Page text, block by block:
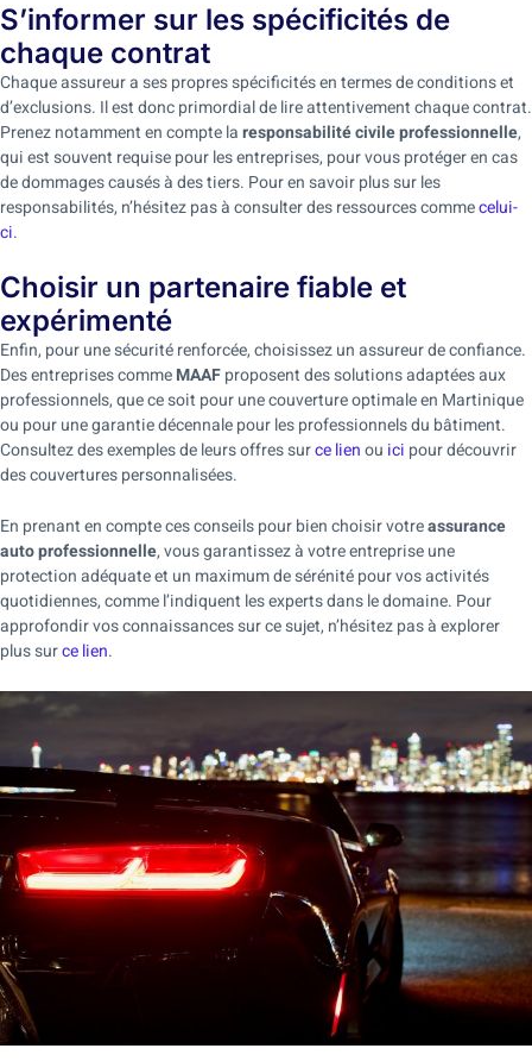
S’informer sur les spécificités de
chaque contrat
Chaque assureur a ses propres spécificités en termes de conditions et
d’exclusions. Il est donc primordial de lire attentivement chaque contrat.
Prenez notamment en compte laresponsabilité civile professionnelle,
qui est souvent requise pour les entreprises, pour vous protéger en cas
de dommages causés à des tiers. Pour en savoir plus sur les
responsabilités, n’hésitez pas à consulter des ressources commecelui-
ci.
Choisir un partenaire fiable et
expérimenté
Enfin, pour une sécurité renforcée, choisissez un assureur de confiance.
Des entreprises commeMAAFproposent des solutions adaptées aux
professionnels, que ce soit pour une couverture optimale en Martinique
ou pour une garantie décennale pour les professionnels du bâtiment.
Consultez des exemples de leurs offres surce lienou ici pour découvrir
des couvertures personnalisées.
En prenant en compte ces conseils pour bien choisir votreassurance
auto professionnelle, vous garantissez à votre entreprise une
protection adéquate et un maximum de sérénité pour vos activités
quotidiennes, comme l’indiquent les experts dans le domaine. Pour
approfondir vos connaissances sur ce sujet, n’hésitez pas à explorer
plus surce lien.